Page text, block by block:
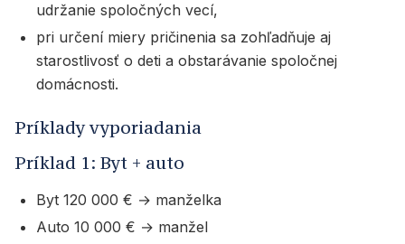
udržanie spoločných vecí,
pri určení miery pričinenia sa zohľadňuje aj
starostlivosť o deti a obstarávanie spoločnej
domácnosti.
Príklady vyporiadania
Príklad 1: Byt + auto
Byt 120 000 € → manželka
Auto 10 000 € → manžel